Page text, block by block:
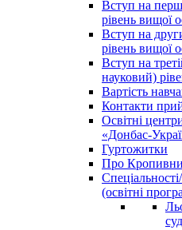
Вступ на
рівень вищої
Вступ на
рівень вищої
Вступ на
науковий)
Вартість
Контакти
Освітні
«Донбас-
Гуртожитки
Про
(освітні